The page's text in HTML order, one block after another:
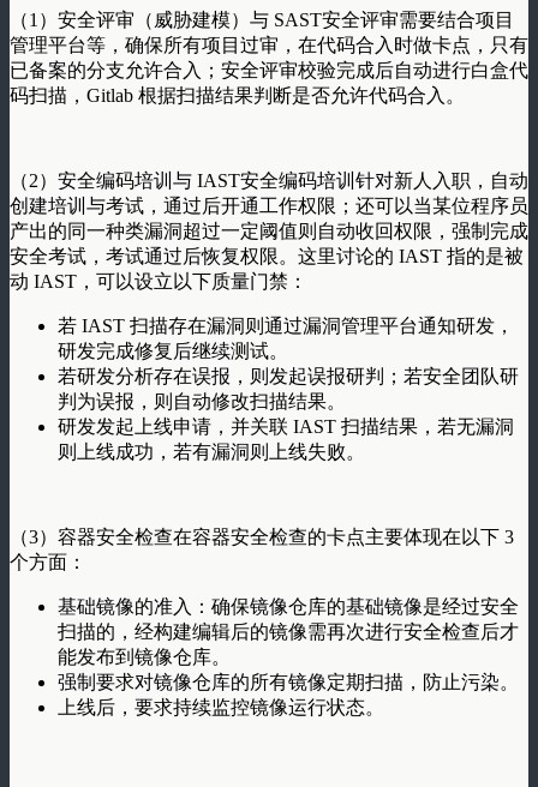
（1）安全评审（威胁建模）与 SAST安全评审需要结合项目
管理平台等，确保所有项目过审，在代码合入时做卡点，只有
已备案的分支允许合入；安全评审校验完成后自动进行白盒代
码扫描，Gitlab 根据扫描结果判断是否允许代码合入。
（2）安全编码培训与 IAST安全编码培训针对新人入职，自动
创建培训与考试，通过后开通工作权限；还可以当某位程序员
产出的同一种类漏洞超过一定阈值则自动收回权限，强制完成
安全考试，考试通过后恢复权限。这里讨论的 IAST 指的是被
动 IAST，可以设立以下质量门禁：
若 IAST 扫描存在漏洞则通过漏洞管理平台通知研发，
研发完成修复后继续测试。
若研发分析存在误报，则发起误报研判；若安全团队研
判为误报，则自动修改扫描结果。
研发发起上线申请，并关联 IAST 扫描结果，若无漏洞
则上线成功，若有漏洞则上线失败。
（3）容器安全检查在容器安全检查的卡点主要体现在以下 3
个方面：
基础镜像的准入：确保镜像仓库的基础镜像是经过安全
扫描的，经构建编辑后的镜像需再次进行安全检查后才
能发布到镜像仓库。
强制要求对镜像仓库的所有镜像定期扫描，防止污染。
上线后，要求持续监控镜像运行状态。